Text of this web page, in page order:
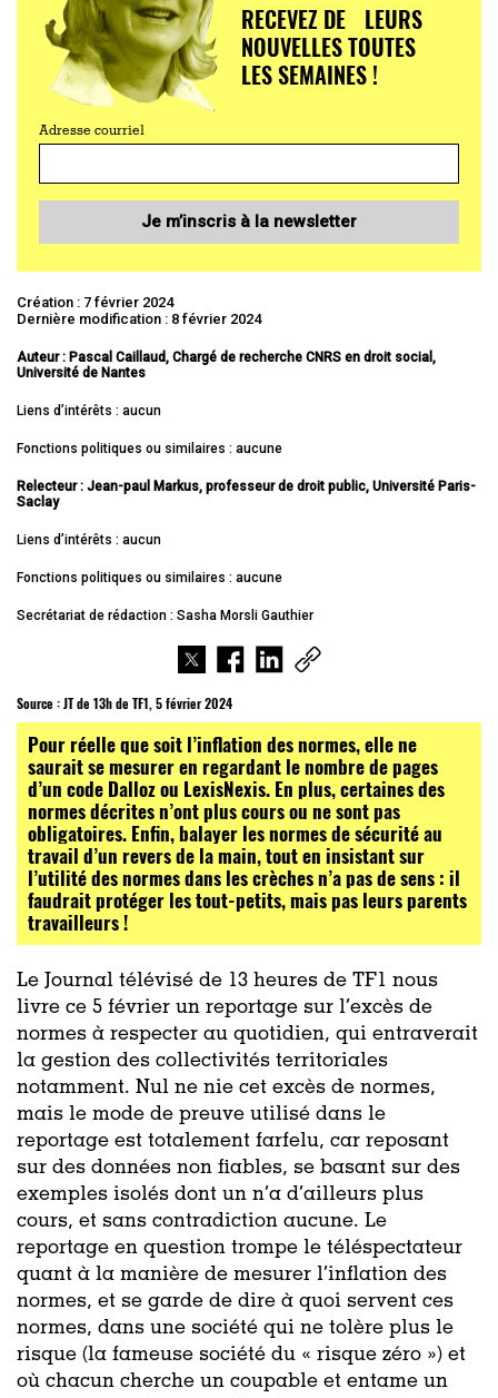
RECEVEZ DE LEURS
NOUVELLES TOUTES
LES SEMAINES !
Adresse courriel
Je m’inscris à la newsletter
Création : 7 février 2024
Dernière modification : 8 février 2024
Auteur : Pascal Caillaud, Chargé de recherche CNRS en droit social,
Université de Nantes
Liens d’intérêts : aucun
Fonctions politiques ou similaires : aucune
Relecteur : Jean-paul Markus, professeur de droit public, Université Paris-
Saclay
Liens d’intérêts : aucun
Fonctions politiques ou similaires : aucune
Secrétariat de rédaction : Sasha Morsli Gauthier
Source :JT de 13h de TF1, 5 février 2024
Pour réelle que soit l’inflation des normes, elle ne
saurait se mesurer en regardant le nombre de pages
d’un code Dalloz ou LexisNexis. En plus, certaines des
normes décrites n’ont plus cours ou ne sont pas
obligatoires. Enfin, balayer les normes de sécurité au
travail d’un revers de la main, tout en insistant sur
l’utilité des normes dans les crèches n’a pas de sens : il
faudrait protéger les tout-petits, mais pas leurs parents
travailleurs !
Le Journal télévisé de 13 heures de TF1 nous
livre ce 5 février un reportage sur l’excès de
normes à respecter au quotidien, qui entraverait
la gestion des collectivités territoriales
notamment. Nul ne nie cet excès de normes,
mais le mode de preuve utilisé dans le
reportage est totalement farfelu, car reposant
sur des données non fiables, se basant sur des
exemples isolés dont un n’a d’ailleurs plus
cours, et sans contradiction aucune. Le
reportage en question trompe le téléspectateur
quant à la manière de mesurer l’inflation des
normes, et se garde de dire à quoi servent ces
normes, dans une société qui ne tolère plus le
risque (la fameuse société du « risque zéro ») et
où chacun cherche un coupable et entame un